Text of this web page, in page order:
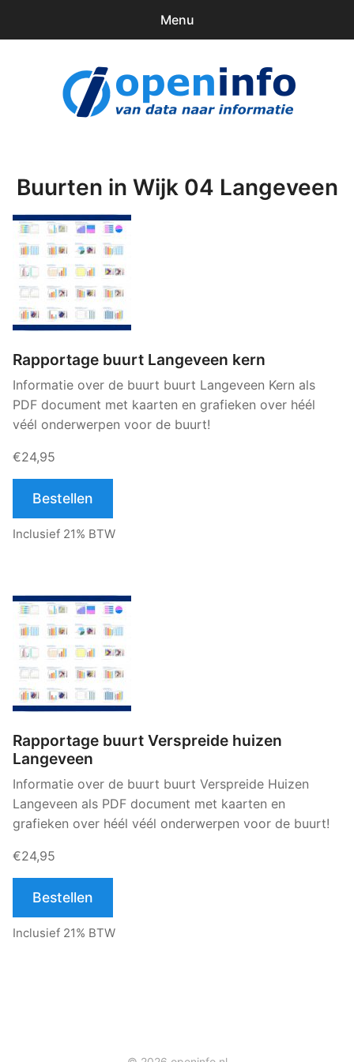
Menu
Downloads
Buurten in Wijk 04 Langeveen
Rapportage buurt Langeveen kern
Informatie over de buurt buurt Langeveen Kern als
PDF document met kaarten en grafieken over héél
véél onderwerpen voor de buurt!
€24,95
Bestellen
Inclusief 21% BTW
Rapportage buurt Verspreide huizen
Langeveen
Informatie over de buurt buurt Verspreide Huizen
Langeveen als PDF document met kaarten en
grafieken over héél véél onderwerpen voor de buurt!
€24,95
Bestellen
Inclusief 21% BTW